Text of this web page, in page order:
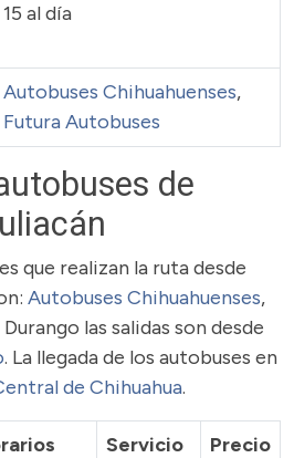
15 al día
Autobuses Chihuahuenses,
Futura Autobuses
de
que realizan la ruta desde
Autobuses Chihuahuenses,
Durango las salidas son desde
. La llegada de los autobuses en
de Chihuahua.
Servicio Precio